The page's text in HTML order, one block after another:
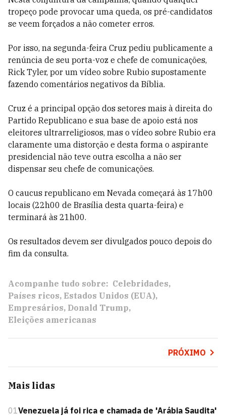
tropeço pode provocar uma queda, os pré-candidatos
se veem forçados a não cometer erros.
Por isso, na segunda-feira Cruz pediu publicamente a
renúncia de seu porta-voz e chefe de comunicações,
Rick Tyler, por um vídeo sobre Rubio supostamente
fazendo comentários negativos da Bíblia.
Cruz é a principal opção dos setores mais à direita do
Partido Republicano e sua base de apoio está nos
eleitores ultrarreligiosos, mas o vídeo sobre Rubio era
claramente uma distorção e desta forma o aspirante
presidencial não teve outra escolha a não ser
dispensar seu chefe de comunicações.
O caucus republicano em Nevada começará às 17h00
locais (22h00 de Brasília desta quarta-feira) e
terminará às 21h00.
Os resultados devem ser divulgados pouco depois do
fim da consulta.
Acompanhe tudo sobre: Celebridades
Países ricos Estados Unidos (EUA)
Empresários Donald Trump
Eleições americanas
PRÓXIMO
Mais lidas
01Venezuela já foi rica e chamada de 'Arábia Saudita'